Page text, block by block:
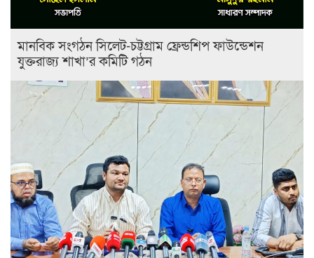
মানবিক সংগঠন সিলেট-চট্টগ্রাম ফ্রেন্ডশিপ ফাউন্ডেশন
যুক্তরাজ্য শাখা’র কমিটি গঠন